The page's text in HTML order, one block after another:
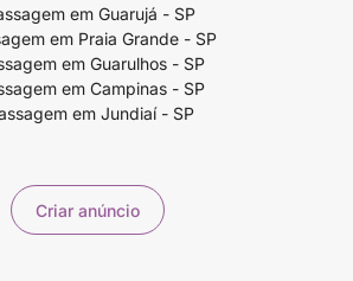
em Guarujá - SP
em Praia Grande - SP
em Guarulhos - SP
em Campinas - SP
em Jundiaí - SP
Criar anúncio